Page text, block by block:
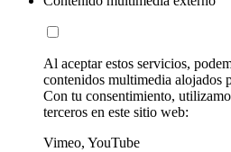
Al aceptar estos servicios,
contenidos multimedia alojados
Con tu consentimiento,
terceros en este sitio web:
Vimeo, YouTube